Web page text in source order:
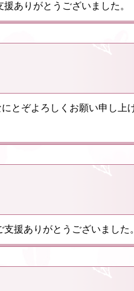
ありがとうございました。
とぞよろしくお願い申し上
援ありがとうございました。